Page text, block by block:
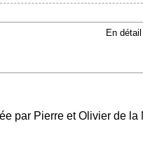
En
par Pierre et Olivier de la